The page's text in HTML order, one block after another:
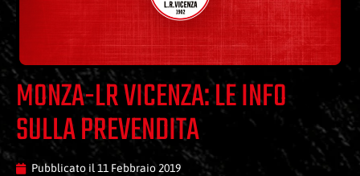
MONZA-LR VICENZA: LE INFO
SULLA PREVENDITA
Pubblicato il 11 Febbraio 2019